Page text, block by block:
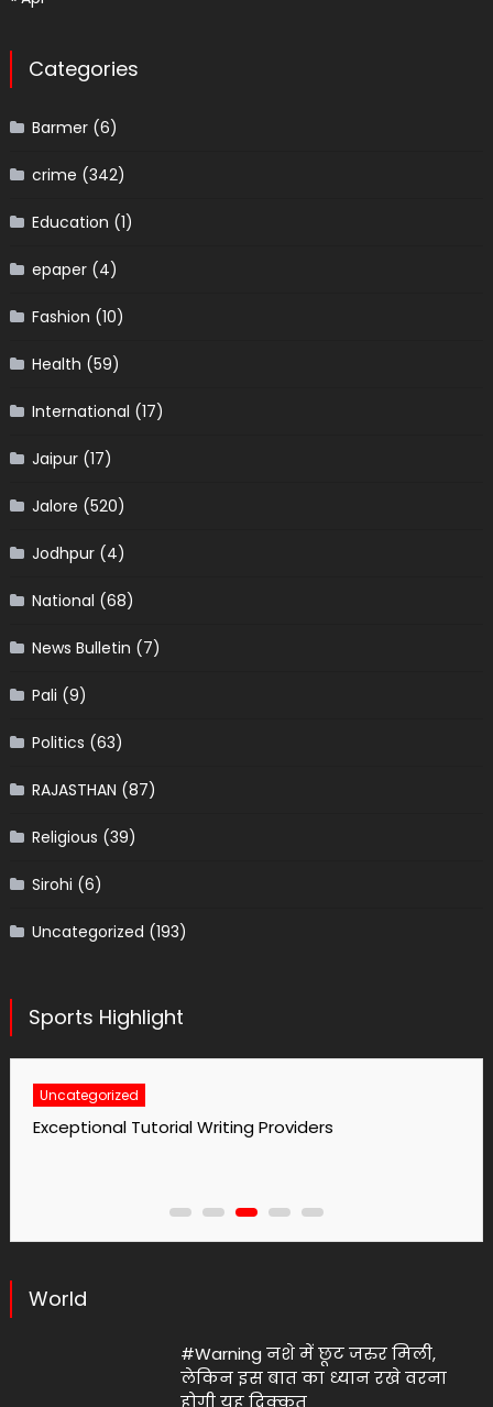
Categories
Barmer(6)
crime (342)
Education (1)
epaper(4)
Fashion (10)
Health (59)
International (17)
Jaipur(17)
Jalore (520)
Jodhpur(4)
National (68)
News Bulletin (7)
Pali (9)
Politics (63)
RAJASTHAN (87)
Religious (39)
Sirohi (6)
Uncategorized (193)
Sports Highlight
Uncategorized
No1 Essay Writing Service Grabmyessay Com
World
#Warning नशे में छूट जरुर मिली,
लेकिन इस बात का ध्यान रखे वरना
होगी यह दिक्कत